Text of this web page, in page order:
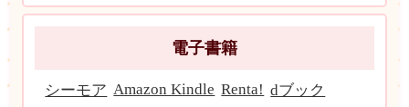
電子書籍
シーモア Amazon Kindle Renta! dブック